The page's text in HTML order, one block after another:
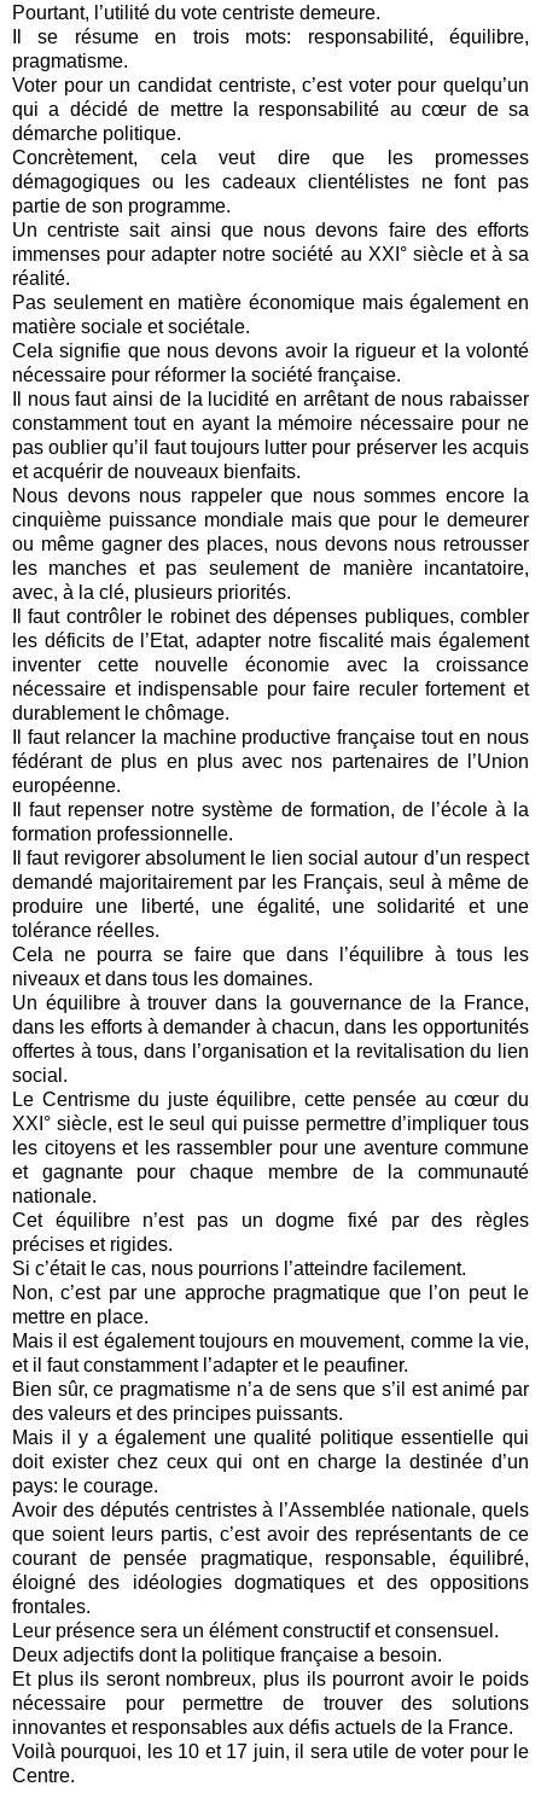
Pourtant, l’utilité du vote centriste demeure.
Il se résume en trois mots: responsabilité, équilibre,
pragmatisme.
Voter pour un candidat centriste, c’est voter pour quelqu’un
qui a décidé de mettre la responsabilité au cœur de sa
démarche politique.
Concrètement, cela veut dire que les promesses
démagogiques ou les cadeaux clientélistes ne font pas
partie de son programme.
Un centriste sait ainsi que nous devons faire des efforts
immenses pour adapter notre société au XXI° siècle et à sa
réalité.
Pas seulement en matière économique mais également en
matière sociale et sociétale.
Cela signifie que nous devons avoir la rigueur et la volonté
nécessaire pour réformer la société française.
Il nous faut ainsi de la lucidité en arrêtant de nous rabaisser
constamment tout en ayant la mémoire nécessaire pour ne
pas oublier qu’il faut toujours lutter pour préserver les acquis
et acquérir de nouveaux bienfaits.
Nous devons nous rappeler que nous sommes encore la
cinquième puissance mondiale mais que pour le demeurer
ou même gagner des places, nous devons nous retrousser
les manches et pas seulement de manière incantatoire,
avec, à la clé, plusieurs priorités.
Il faut contrôler le robinet des dépenses publiques, combler
les déficits de l’Etat, adapter notre fiscalité mais également
inventer cette nouvelle économie avec la croissance
nécessaire et indispensable pour faire reculer fortement et
durablement le chômage.
Il faut relancer la machine productive française tout en nous
fédérant de plus en plus avec nos partenaires de l’Union
européenne.
Il faut repenser notre système de formation, de l’école à la
formation professionnelle.
Il faut revigorer absolument le lien social autour d’un respect
demandé majoritairement par les Français, seul à même de
produire une liberté, une égalité, une solidarité et une
tolérance réelles.
Cela ne pourra se faire que dans l’équilibre à tous les
niveaux et dans tous les domaines.
Un équilibre à trouver dans la gouvernance de la France,
dans les efforts à demander à chacun, dans les opportunités
offertes à tous, dans l’organisation et la revitalisation du lien
social.
Le Centrisme du juste équilibre, cette pensée au cœur du
XXI° siècle, est le seul qui puisse permettre d’impliquer tous
les citoyens et les rassembler pour une aventure commune
et gagnante pour chaque membre de la communauté
nationale.
Cet équilibre n’est pas un dogme fixé par des règles
précises et rigides.
Si c’était le cas, nous pourrions l’atteindre facilement.
Non, c’est par une approche pragmatique que l’on peut le
mettre en place.
Mais il est également toujours en mouvement, comme la vie,
et il faut constamment l’adapter et le peaufiner.
Bien sûr, ce pragmatisme n’a de sens que s’il est animé par
des valeurs et des principes puissants.
Mais il y a également une qualité politique essentielle qui
doit exister chez ceux qui ont en charge la destinée d’un
pays: le courage.
Avoir des députés centristes à l’Assemblée nationale, quels
que soient leurs partis, c’est avoir des représentants de ce
courant de pensée pragmatique, responsable, équilibré,
éloigné des idéologies dogmatiques et des oppositions
frontales.
Leur présence sera un élément constructif et consensuel.
Deux adjectifs dont la politique française a besoin.
Et plus ils seront nombreux, plus ils pourront avoir le poids
nécessaire pour permettre de trouver des solutions
innovantes et responsables aux défis actuels de la France.
Voilà pourquoi, les 10 et 17 juin, il sera utile de voter pour le
Centre.